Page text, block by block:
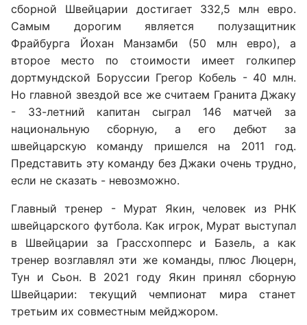
сборной Швейцарии достигает 332,5 млн евро.
Самым дорогим является полузащитник
Фрайбурга Йохан Манзамби (50 млн евро), а
второе место по стоимости имеет голкипер
дортмундской Боруссии Грегор Кобель - 40 млн.
Но главной звездой все же считаем Гранита Джаку
- 33-летний капитан сыграл 146 матчей за
национальную сборную, а его дебют за
швейцарскую команду пришелся на 2011 год.
Представить эту команду без Джаки очень трудно,
если не сказать - невозможно.
Главный тренер - Мурат Якин, человек из РНК
швейцарского футбола. Как игрок, Мурат выступал
в Швейцарии за Грассхопперс и Базель, а как
тренер возглавлял эти же команды, плюс Люцерн,
Тун и Сьон. В 2021 году Якин принял сборную
Швейцарии: текущий чемпионат мира станет
третьим их совместным мейджором.